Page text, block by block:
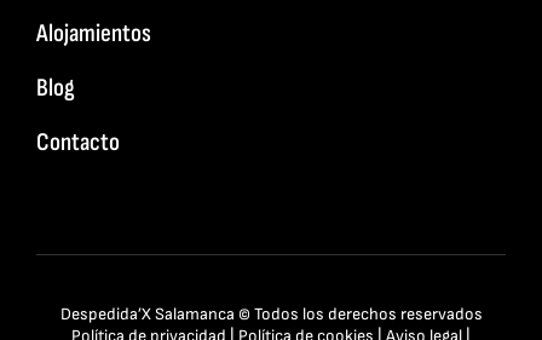
Alojamientos
Blog
Contacto
Despedida’X Salamanca © Todos los derechos reservados